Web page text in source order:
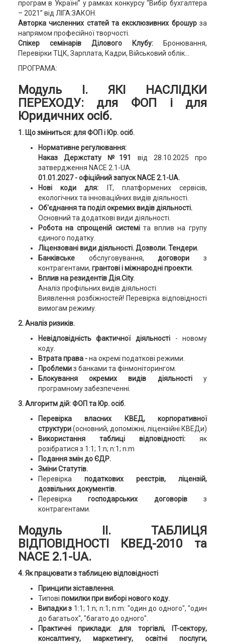
програм в Україні” у рамках конкурсу “Вибір бухгалтера
– 2021” від ЛІГА:ЗАКОН.
Авторка численних статей та ексклюзивних брошурза
напрямом професійної творчості.
Спікер семінарів Ділового Клубу: Бронювання,
Перевірки ТЦК, Зарплата, Кадри, Військовий облік...
ПРОГРАМА:
Модуль І. ЯКІ НАСЛІДКИ
ПЕРЕХОДУ: для ФОП і для
Юридичних осіб.
1. Що зміниться: для ФОП і Юр. осіб.
Нормативне регулювання:
Наказ Держстату №191 від 28.10.2025 про
затвердження NACE 2.1-UA.
01.01.2027 - офіційний запуск NACE 2.1-UA.
Нові коди для: IT, платформених сервісів,
екологічних та інноваційних видів діяльності.
Об'єднання та поділ окремих видів діяльності.
Основний та додаткові види діяльності.
Робота на спрощеній системіта вплив на групу
єдиного податку.
Ліцензовані види діяльності. Дозволи. Тендери.
Банківське обслуговування,договориз
контрагентами, грантові і міжнародні проекти.
Вплив на резидентів Дія.City.
Аналіз профільних видів діяльності.
Виявлення розбіжностей! Перевірка відповідності
вимогам режиму.
2. Аналіз ризиків.
Невідповідність фактичної діяльності- новому
коду.
Втрата права -на окремі податкові режими.
Проблемиз банками та фінмоніторингом.
Блокування окремих видів діяльностіу
програмному забезпеченні.
3. Алгоритм дій: ФОП та Юр. осіб.
Перевірка власних КВЕД, корпоративної
структури(основний, допоміжні, ліцензійні КВЕДи)
Використання таблиці відповідності:як
розібратися з 1:1; 1:n; n:1; n:m
Подання змін до ЄДР.
Зміни Статутів.
Перевірка податкових реєстрів, ліцензій,
дозвільних документів.
Перевіркагосподарських договорівз
контрагентами.
Модуль ІІ. ТАБЛИЦЯ
ВІДПОВІДНОСТІ КВЕД-2010 та
NACE 2.1-UA.
4. Як працювати з таблицею відповідності
Принципи зіставлення.
Типові помилки при виборі нового коду.
Випадки з 1:1; 1:n; n:1; n:m: "один до одного", "один
до багатьох", "багато до одного".
Практичні приклади:
для торгівлі, IT-сектору,
консалтингу, маркетингу, освітні послуги,